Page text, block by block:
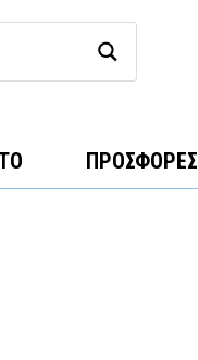
ΠΡΟΣΦΟΡΕΣ